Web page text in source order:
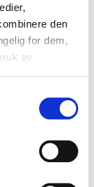
den
for dem,
av